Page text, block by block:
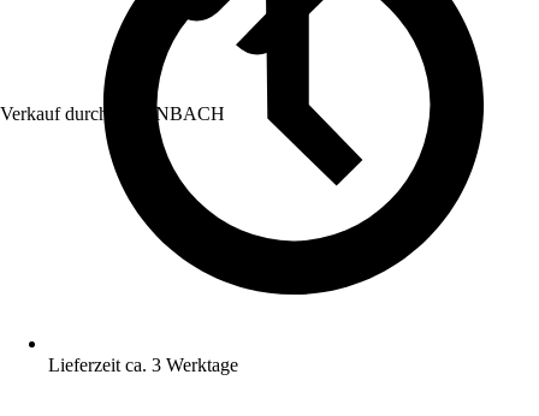
Verkauf durch: HORNBACH
Lieferzeit ca. 3 Werktage